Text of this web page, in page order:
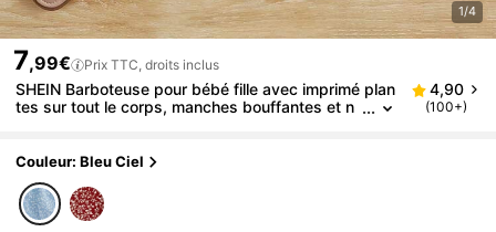
1/4
7,99€ Prix TTC, droits inclus
SHEIN Barboteuse pour bébé fille avec imprimé plan
tes sur tout le corps, manches bouffantes et n
4,90
(100+)
Couleur: Bleu Ciel